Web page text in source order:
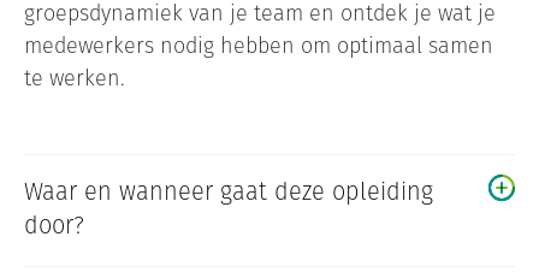
groepsdynamiek van je team en ontdek je wat je
medewerkers nodig hebben om optimaal samen
te werken.
Waar en wanneer gaat deze opleiding
door?